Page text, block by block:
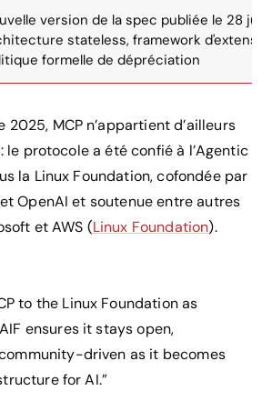
version de la spec publiée le 28
stateless, framework
formelle de dépréciation
2025, MCP n’appartient d’ailleurs
le protocole a été confié à l’Agentic
la Linux Foundation, cofondée par
OpenAI et soutenue entre autres
et AWS (Linux Foundation).
to the Linux Foundation as
ensures it stays open,
driven as it becomes
for AI.”